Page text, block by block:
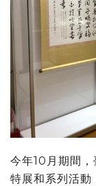
今年10月期間
特展和系列活動